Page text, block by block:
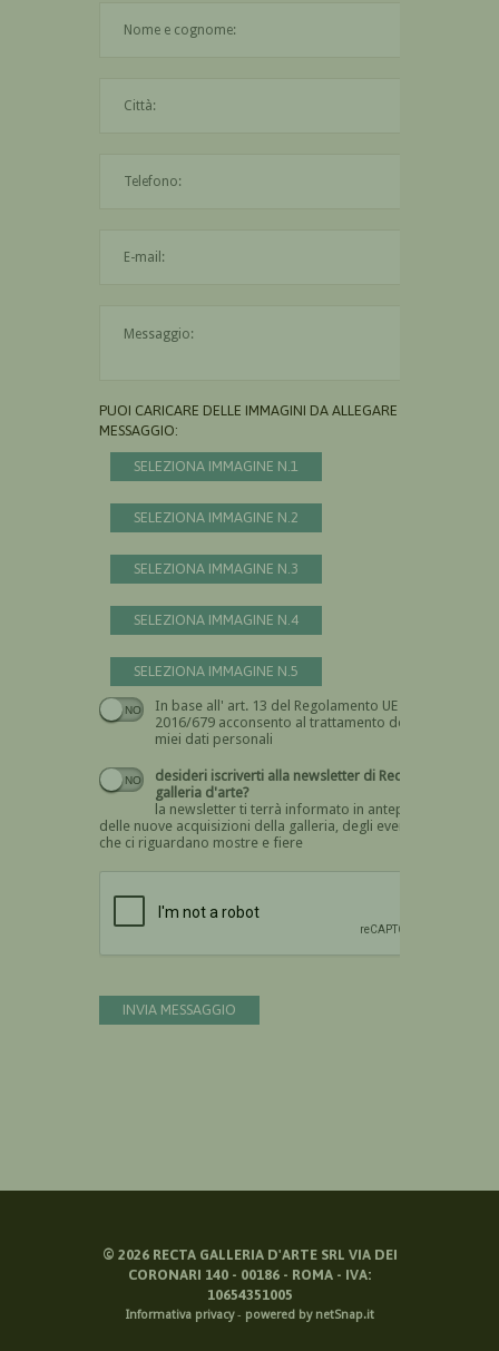
PUOI CARICARE DELLE IMMAGINI DA ALLEGARE AL
MESSAGGIO:
SELEZIONA IMMAGINE N.1
SELEZIONA IMMAGINE N.2
SELEZIONA IMMAGINE N.3
SELEZIONA IMMAGINE N.4
SELEZIONA IMMAGINE N.5
In base all' art. 13 del Regolamento UE n.
2016/679 acconsento al trattamento dei
miei dati personali
Devi dare il consenso
desideri iscriverti alla newsletter di Recta
galleria d'arte?
la newsletter ti terrà informato in anteprima
delle nuove acquisizioni della galleria, degli eventi
che ci riguardano mostre e fiere
INVIA MESSAGGIO
© 2026RECTA GALLERIA D'ARTE SRL VIA DEI
CORONARI 140 - 00186 - ROMA - IVA:
10654351005
Informativa privacy- powered by netSnap.it